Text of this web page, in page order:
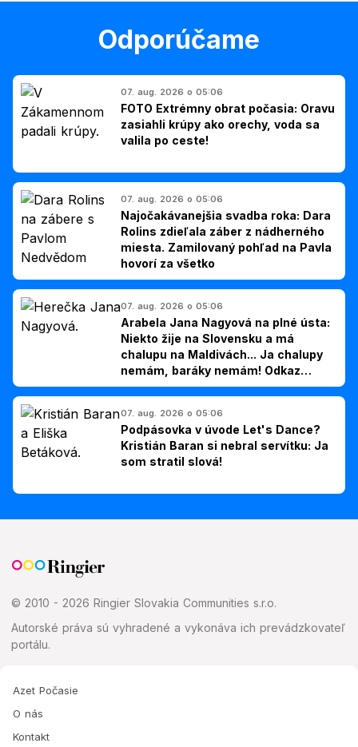
Odporúčame
07. aug. 2026 o 05:06
FOTO Extrémny obrat počasia: Oravu
zasiahli krúpy ako orechy, voda sa
valila po ceste!
07. aug. 2026 o 05:06
Najočakávanejšia svadba roka: Dara
Rolins zdieľala záber z nádherného
miesta. Zamilovaný pohľad na Pavla
hovorí za všetko
07. aug. 2026 o 05:06
Arabela Jana Nagyová na plné ústa:
Niekto žije na Slovensku a má
chalupu na Maldivách... Ja chalupy
nemám, baráky nemám! Odkaz
Slovákom
07. aug. 2026 o 05:06
Podpásovka v úvode Let's Dance?
Kristián Baran si nebral servítku: Ja
som stratil slová!
© 2010 - 2026 Ringier Slovakia Communities s.r.o.
Autorské práva sú vyhradené a vykonáva ich prevádzkovateľ
portálu.
Azet Počasie
O nás
Kontakt